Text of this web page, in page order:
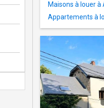
Maisons à louer
Appartements à